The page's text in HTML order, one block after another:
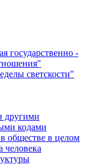
государственно -
светскости"
другими
кодами
обществе в целом
человека